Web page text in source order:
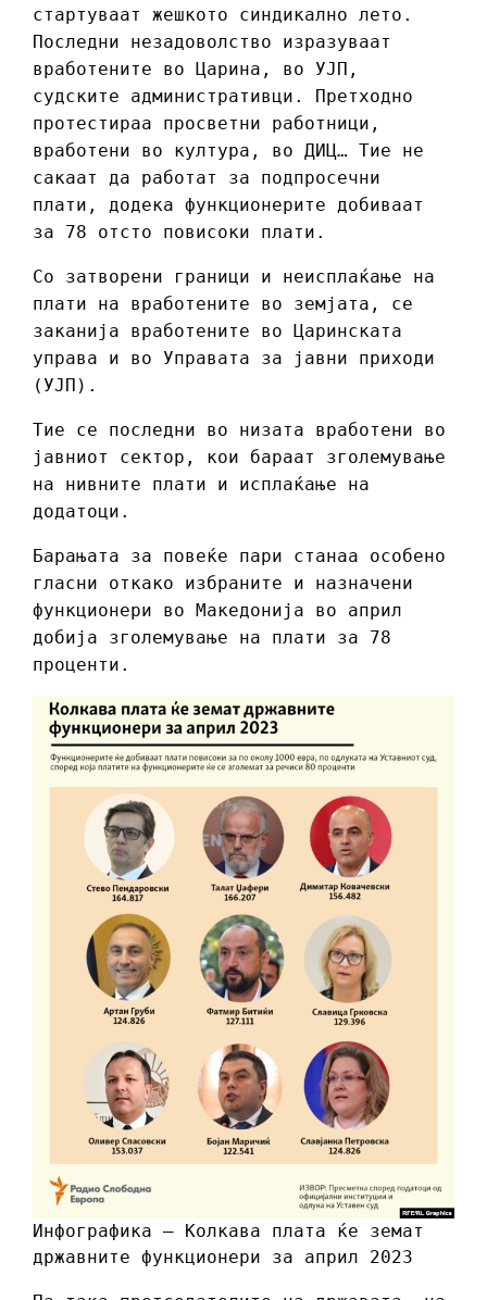
стартуваат жешкото синдикално лето.
Последни незадоволство изразуваат
вработените во Царина, во УЈП,
судските административци. Претходно
протестираа просветни работници,
вработени во култура, во ДИЦ… Тие не
сакаат да работат за подпросечни
плати, додека функционерите добиваат
за 78 отсто повисоки плати.
Со затворени граници и неисплаќање на
плати на вработените во земјата, се
заканија вработените во Царинската
управа и во Управата за јавни приходи
(УЈП).
Тие се последни во низата вработени во
јавниот сектор, кои бараат зголемување
на нивните плати и исплаќање на
додатоци.
Барањата за повеќе пари станаа особено
гласни откако избраните и назначени
функционери во Македонија во април
добија зголемување на плати за 78
проценти.
Инфографика – Колкава плата ќе земат
државните функционери за април 2023